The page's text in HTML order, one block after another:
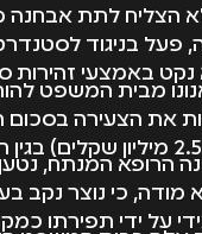
הצליח לתת אבחנה
בניגוד
נקט באמצעי זהירות
מבית המשפט
את הצעירה בסכום
הרופא המנתח, נטען
כי נוצר נקב
על ידי תפירתו